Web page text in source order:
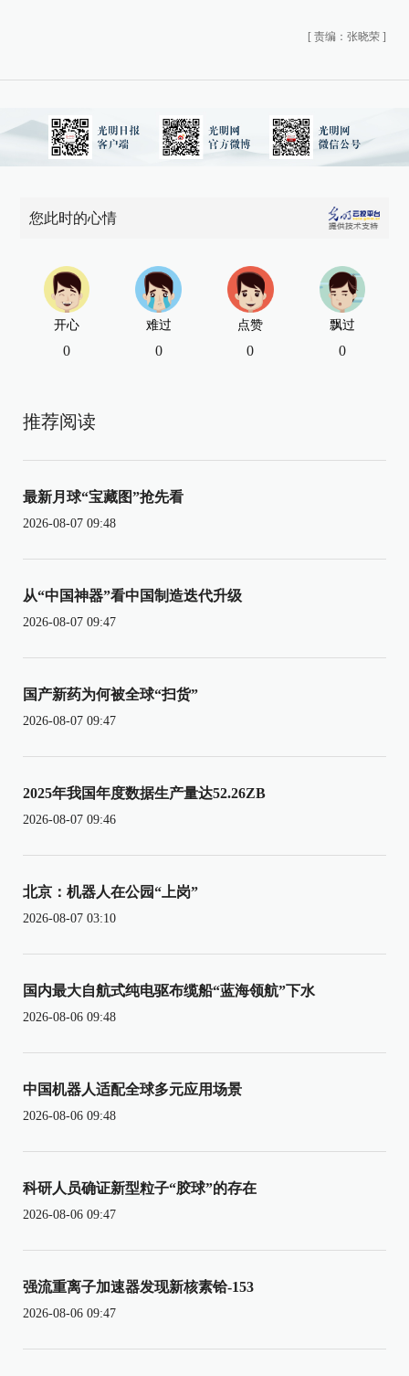
[ 责编：张晓荣 ]
您此时的心情
开心
0
难过
0
点赞
0
飘过
0
推荐阅读
最新月球“宝藏图”抢先看
2026-08-07 09:48
从“中国神器”看中国制造迭代升级
2026-08-07 09:47
国产新药为何被全球“扫货”
2026-08-07 09:47
2025年我国年度数据生产量达52.26ZB
2026-08-07 09:46
北京：机器人在公园“上岗”
2026-08-07 03:10
国内最大自航式纯电驱布缆船“蓝海领航”下水
2026-08-06 09:48
中国机器人适配全球多元应用场景
2026-08-06 09:48
科研人员确证新型粒子“胶球”的存在
2026-08-06 09:47
强流重离子加速器发现新核素铪-153
2026-08-06 09:47